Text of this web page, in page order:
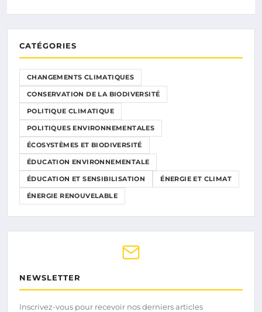
CATÉGORIES
CHANGEMENTS CLIMATIQUES
CONSERVATION DE LA BIODIVERSITÉ
POLITIQUE CLIMATIQUE
POLITIQUES ENVIRONNEMENTALES
ÉCOSYSTÈMES ET BIODIVERSITÉ
ÉDUCATION ENVIRONNEMENTALE
ÉDUCATION ET SENSIBILISATION ÉNERGIE ET CLIMAT
ÉNERGIE RENOUVELABLE
NEWSLETTER
Inscrivez-vous pour recevoir nos derniers articles